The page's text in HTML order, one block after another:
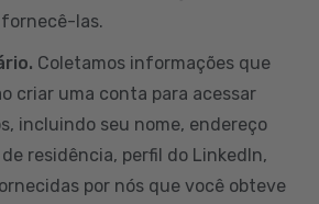
las.
Coletamos informações que
criar uma conta para acessar
incluindo seu nome, endereço
residência, perfil do LinkedIn,
por nós que você obteve